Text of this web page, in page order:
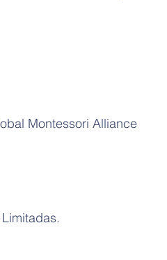
Montessori Alliance